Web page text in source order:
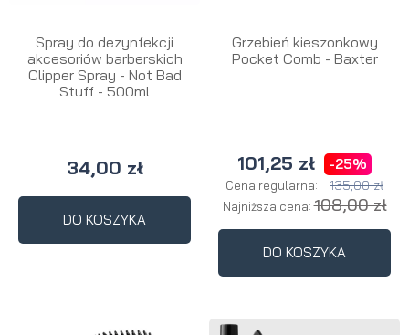
Spray do dezynfekcji
akcesoriów barberskich
Clipper Spray - Not Bad
Stuff - 500ml
34,00 zł
DO KOSZYKA
Grzebień kieszonkowy
Pocket Comb - Baxter
101,25 zł -25%
Cena regularna: 135,00 zł
Najniższa cena:108,00 zł
DO KOSZYKA